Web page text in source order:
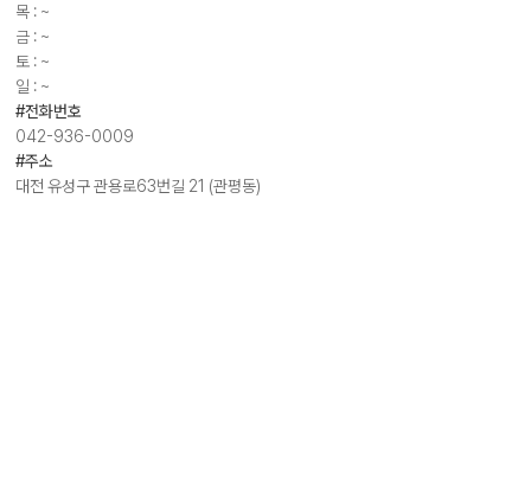
목 : ~
금 : ~
토 : ~
일 : ~
#전화번호
042-936-0009
#주소
대전 유성구 관용로63번길 21 (관평동)